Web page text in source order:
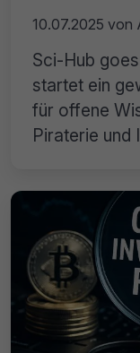
10.07.2025 von
Sci-Hub
startet ein
für offene
Piraterie und